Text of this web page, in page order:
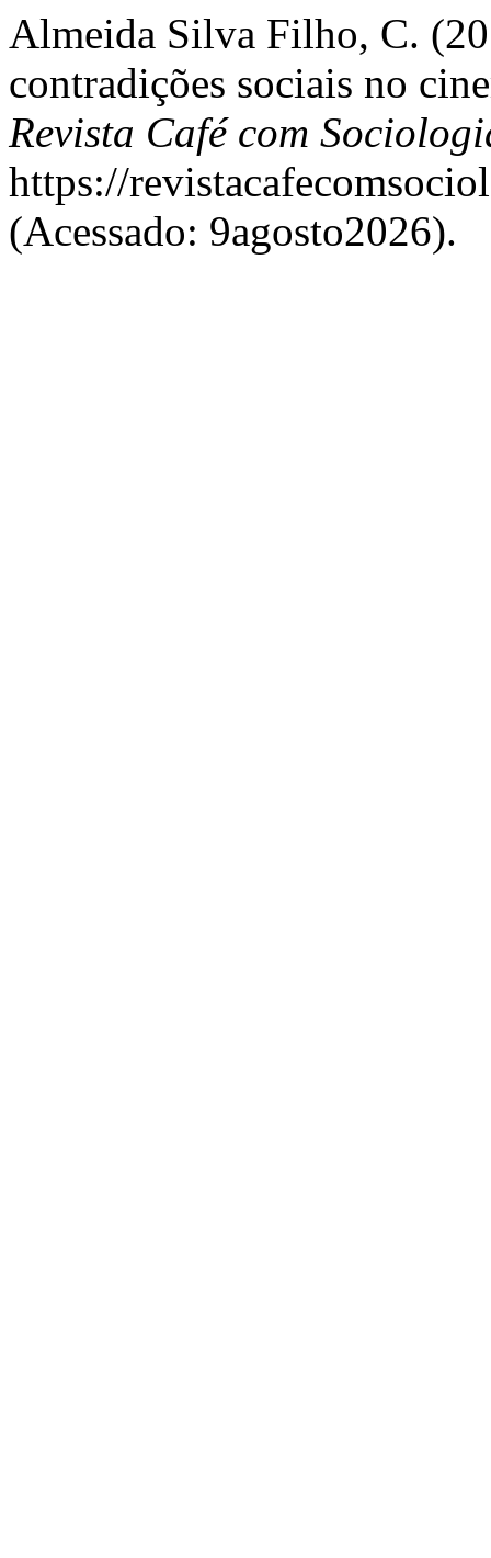
Almeida Silva Filho, C.
contradições sociais no
Revista Café com
https://
(Acessado: 9agosto2026).